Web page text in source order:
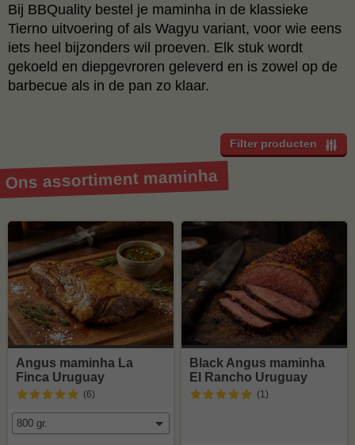
Bij BBQuality bestel je maminha in de klassieke
Tierno uitvoering of als Wagyu variant, voor wie eens
iets heel bijzonders wil proeven. Elk stuk wordt
gekoeld en diepgevroren geleverd en is zowel op de
barbecue als in de pan zo klaar.
Filter producten
Ons assortiment maminha
Angus maminha La
Finca Uruguay
(6)
Black Angus maminha
El Rancho Uruguay
(1)